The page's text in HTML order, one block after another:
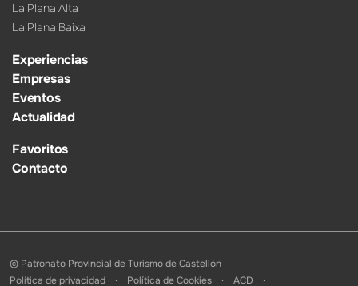
La Plana Alta
La Plana Baixa
Experiencias
Empresas
Eventos
Actualidad
Favoritos
Contacto
© Patronato Provincial de Turismo de Castellón
Política de privacidad
Política de Cookies
ACD